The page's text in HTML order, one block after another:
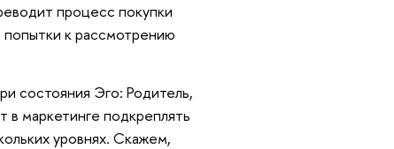
процесс покупки
попытки к рассмотрению
состояния Эго: Родитель,
в маркетинге подкреплять
уровнях. Скажем,